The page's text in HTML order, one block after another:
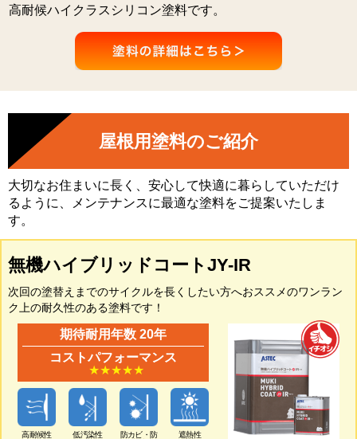
高耐候ハイクラスシリコン塗料です。
屋根用塗料のご紹介
大切なお住まいに長く、安心して快適に暮らしていただけ
るように、メンテナンスに最適な塗料をご提案いたしま
す。
無機ハイブリッドコートJY-IR
次回の塗替えまでのサイクルを長くしたい方へおススメのワンラン
ク上の耐久性のある塗料です！
期待耐用年数 20年
コストパフォーマンス
★★★★★
高耐候性 低汚染性
防カビ・防
遮熱性